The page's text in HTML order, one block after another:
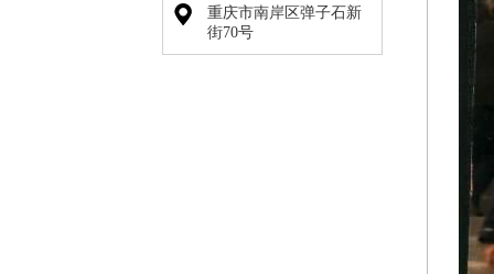
重庆市南岸区弹子石新
街70号